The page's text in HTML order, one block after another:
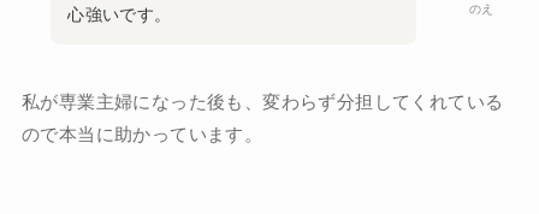
のえ
心強いです。
私が専業主婦になった後も、変わらず分担してくれている
ので本当に助かっています。